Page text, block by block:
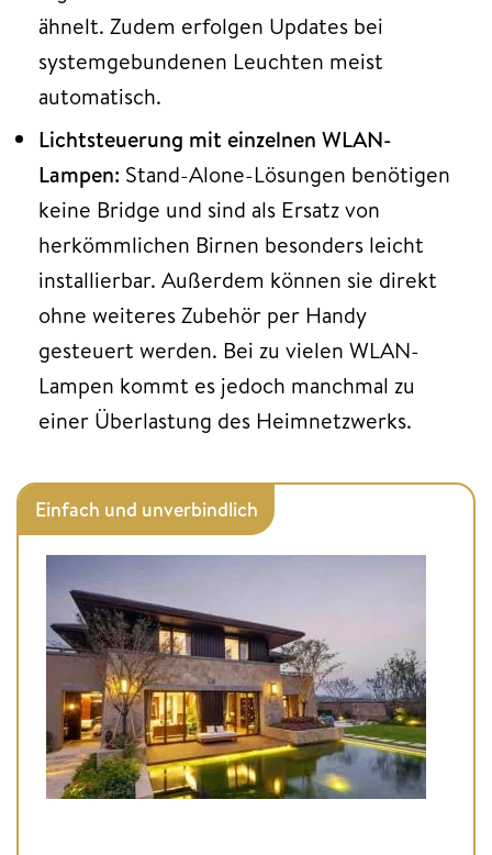
ähnelt. Zudem erfolgen Updates bei
systemgebundenen Leuchten meist
automatisch.
Lichtsteuerung mit einzelnen WLAN-
Lampen: Stand-Alone-Lösungen benötigen
keine Bridge und sind als Ersatz von
herkömmlichen Birnen besonders leicht
installierbar. Außerdem können sie direkt
ohne weiteres Zubehör per Handy
gesteuert werden. Bei zu vielen WLAN-
Lampen kommt es jedoch manchmal zu
einer Überlastung des Heimnetzwerks.
Einfach und unverbindlich